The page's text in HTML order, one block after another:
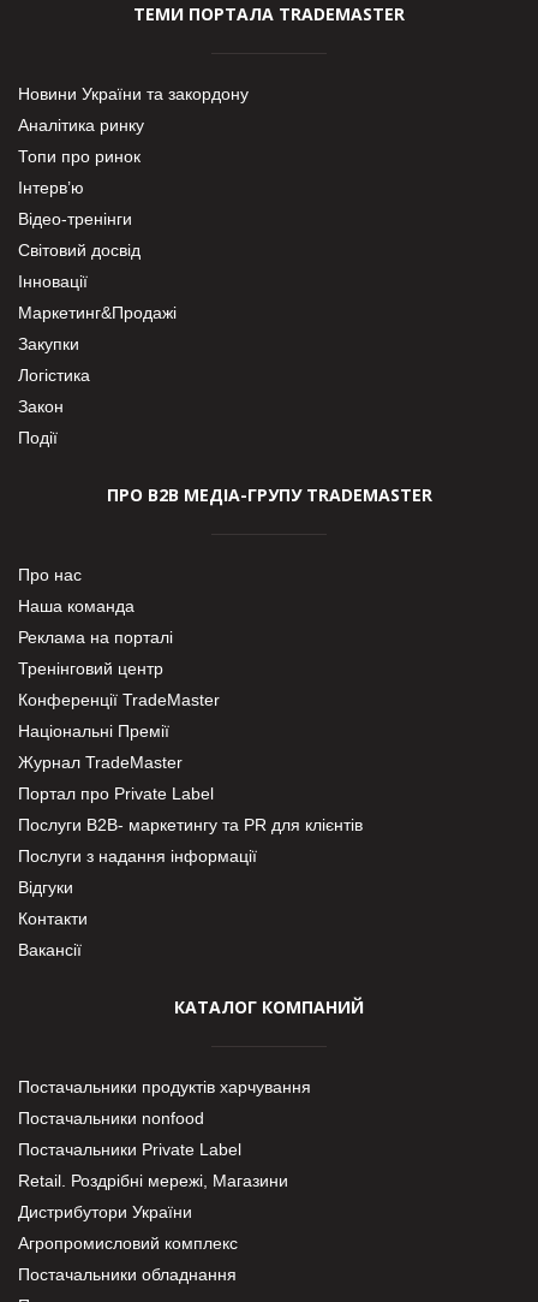
ТЕМИ ПОРТАЛА TRADEMASTER
Новини України та закордону
Аналітика ринку
Топи про ринок
Інтерв’ю
Відео-тренінги
Світовий досвід
Інновації
Маркетинг&Продажі
Закупки
Логістика
Закон
Події
ПРО В2В МЕДІА-ГРУПУ TRADEMASTER
Про нас
Наша команда
Реклама на порталі
Тренінговий центр
Конференції TradeMaster
Національні Премії
Журнал TradeMaster
Портал про Private Label
Послуги В2В- маркетингу та PR для клієнтів
Послуги з надання інформації
Відгуки
Контакти
Вакансії
КАТАЛОГ КОМПАНИЙ
Постачальники продуктів харчування
Постачальники nonfood
Постачальники Private Label
Retail. Роздрібні мережі, Магазини
Дистрибутори України
Агропромисловий комплекс
Постачальники обладнання